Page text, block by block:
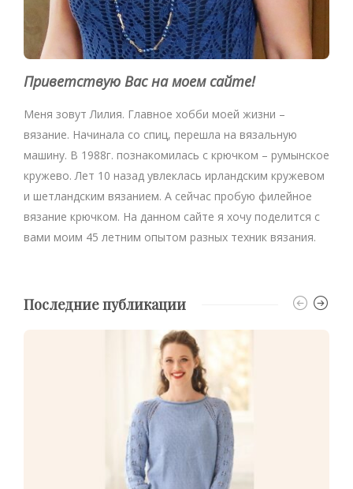
Приветствую Вас на моем сайте!
Меня зовут Лилия. Главное хобби моей жизни –
вязание. Начинала со спиц, перешла на вязальную
машину. В 1988г. познакомилась с крючком – румынское
кружево. Лет 10 назад увлеклась ирландским кружевом
и шетландским вязанием. А сейчас пробую филейное
вязание крючком. На данном сайте я хочу поделится с
вами моим 45 летним опытом разных техник вязания.
Последние публикации